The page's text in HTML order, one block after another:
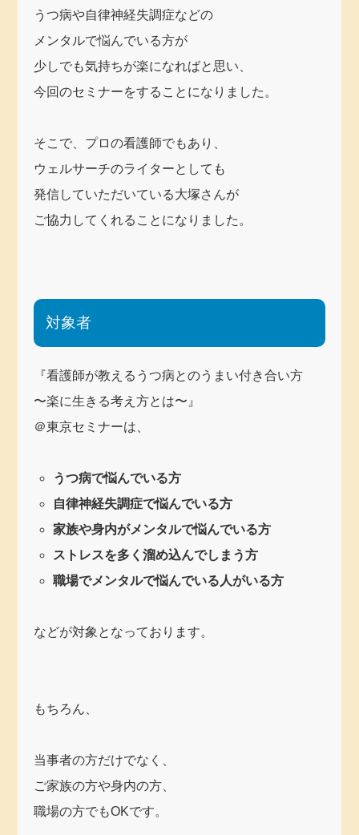
うつ病や自律神経失調症などの
メンタルで悩んでいる方が
少しでも気持ちが楽になればと思い、
今回のセミナーをすることになりました。
そこで、プロの看護師でもあり、
ウェルサーチのライターとしても
発信していただいている大塚さんが
ご協力してくれることになりました。
対象者
『看護師が教えるうつ病とのうまい付き合い方
〜楽に生きる考え方とは〜』
＠東京セミナーは、
うつ病で悩んでいる方
自律神経失調症で悩んでいる方
家族や身内がメンタルで悩んでいる方
ストレスを多く溜め込んでしまう方
職場でメンタルで悩んでいる人がいる方
などが対象となっております。
もちろん、
当事者の方だけでなく、
ご家族の方や身内の方、
職場の方でもOKです。